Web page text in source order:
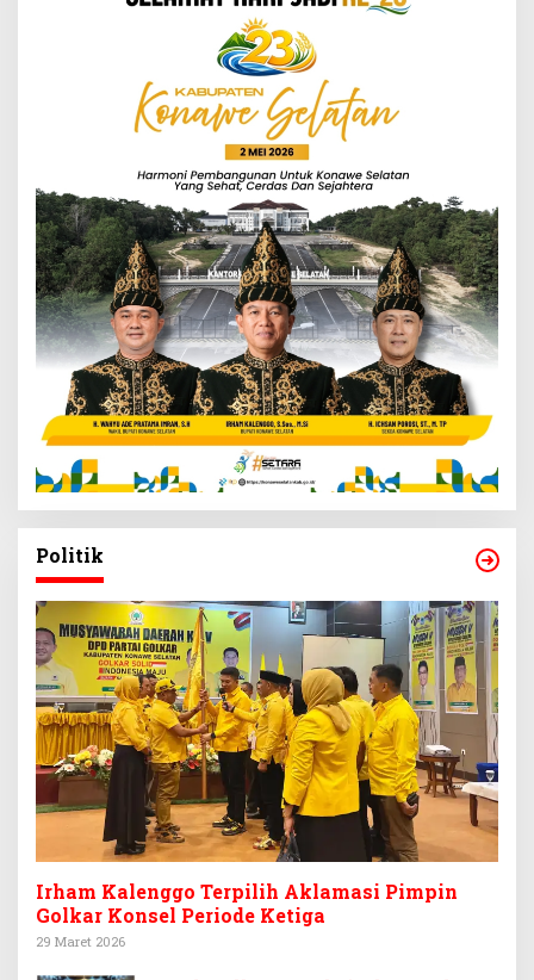
Politik
Irham Kalenggo Terpilih Aklamasi Pimpin
Golkar Konsel Periode Ketiga
29 Maret 2026